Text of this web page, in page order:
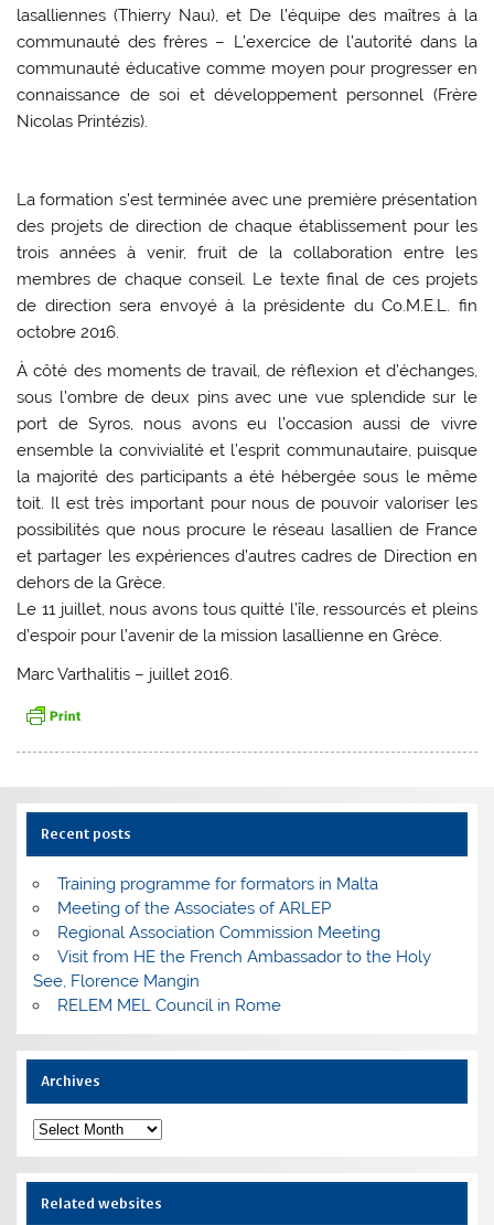
lasalliennes (Thierry Nau), et De l’équipe des maîtres à la
communauté des frères – L’exercice de l’autorité dans la
communauté éducative comme moyen pour progresser en
connaissance de soi et développement personnel (Frère
Nicolas Printézis).
La formation s’est terminée avec une première présentation
des projets de direction de chaque établissement pour les
trois années à venir, fruit de la collaboration entre les
membres de chaque conseil. Le texte final de ces projets
de direction sera envoyé à la présidente du Co.M.E.L. fin
octobre 2016.
À côté des moments de travail, de réflexion et d’échanges,
sous l’ombre de deux pins avec une vue splendide sur le
port de Syros, nous avons eu l’occasion aussi de vivre
ensemble la convivialité et l’esprit communautaire, puisque
la majorité des participants a été hébergée sous le même
toit. Il est très important pour nous de pouvoir valoriser les
possibilités que nous procure le réseau lasallien de France
et partager les expériences d’autres cadres de Direction en
dehors de la Grèce.
Le 11 juillet, nous avons tous quitté l’île, ressourcés et pleins
d’espoir pour l’avenir de la mission lasallienne en Grèce.
Marc Varthalitis – juillet 2016.
Recent posts
Training programme for formators in Malta
Meeting of the Associates of ARLEP
Regional Association Commission Meeting
Visit from HE the French Ambassador to the Holy
See, Florence Mangin
RELEM MEL Council in Rome
Archives
Archives
Related websites